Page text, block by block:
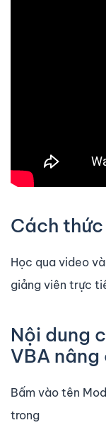
Cách
Học qua video
giảng viên trực
Nội dung
VBA nâng
Bấm vào tên
trong